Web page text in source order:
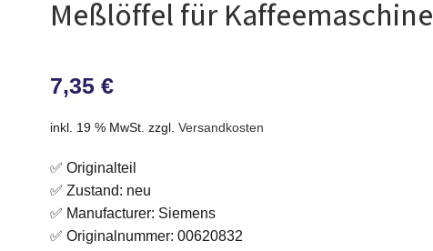
Meßlöffel für Kaffeemaschine
7,35 €
inkl. 19 % MwSt. zzgl. Versandkosten
✅ Originalteil
✅ Zustand: neu
✅ Manufacturer: Siemens
✅ Originalnummer: 00620832